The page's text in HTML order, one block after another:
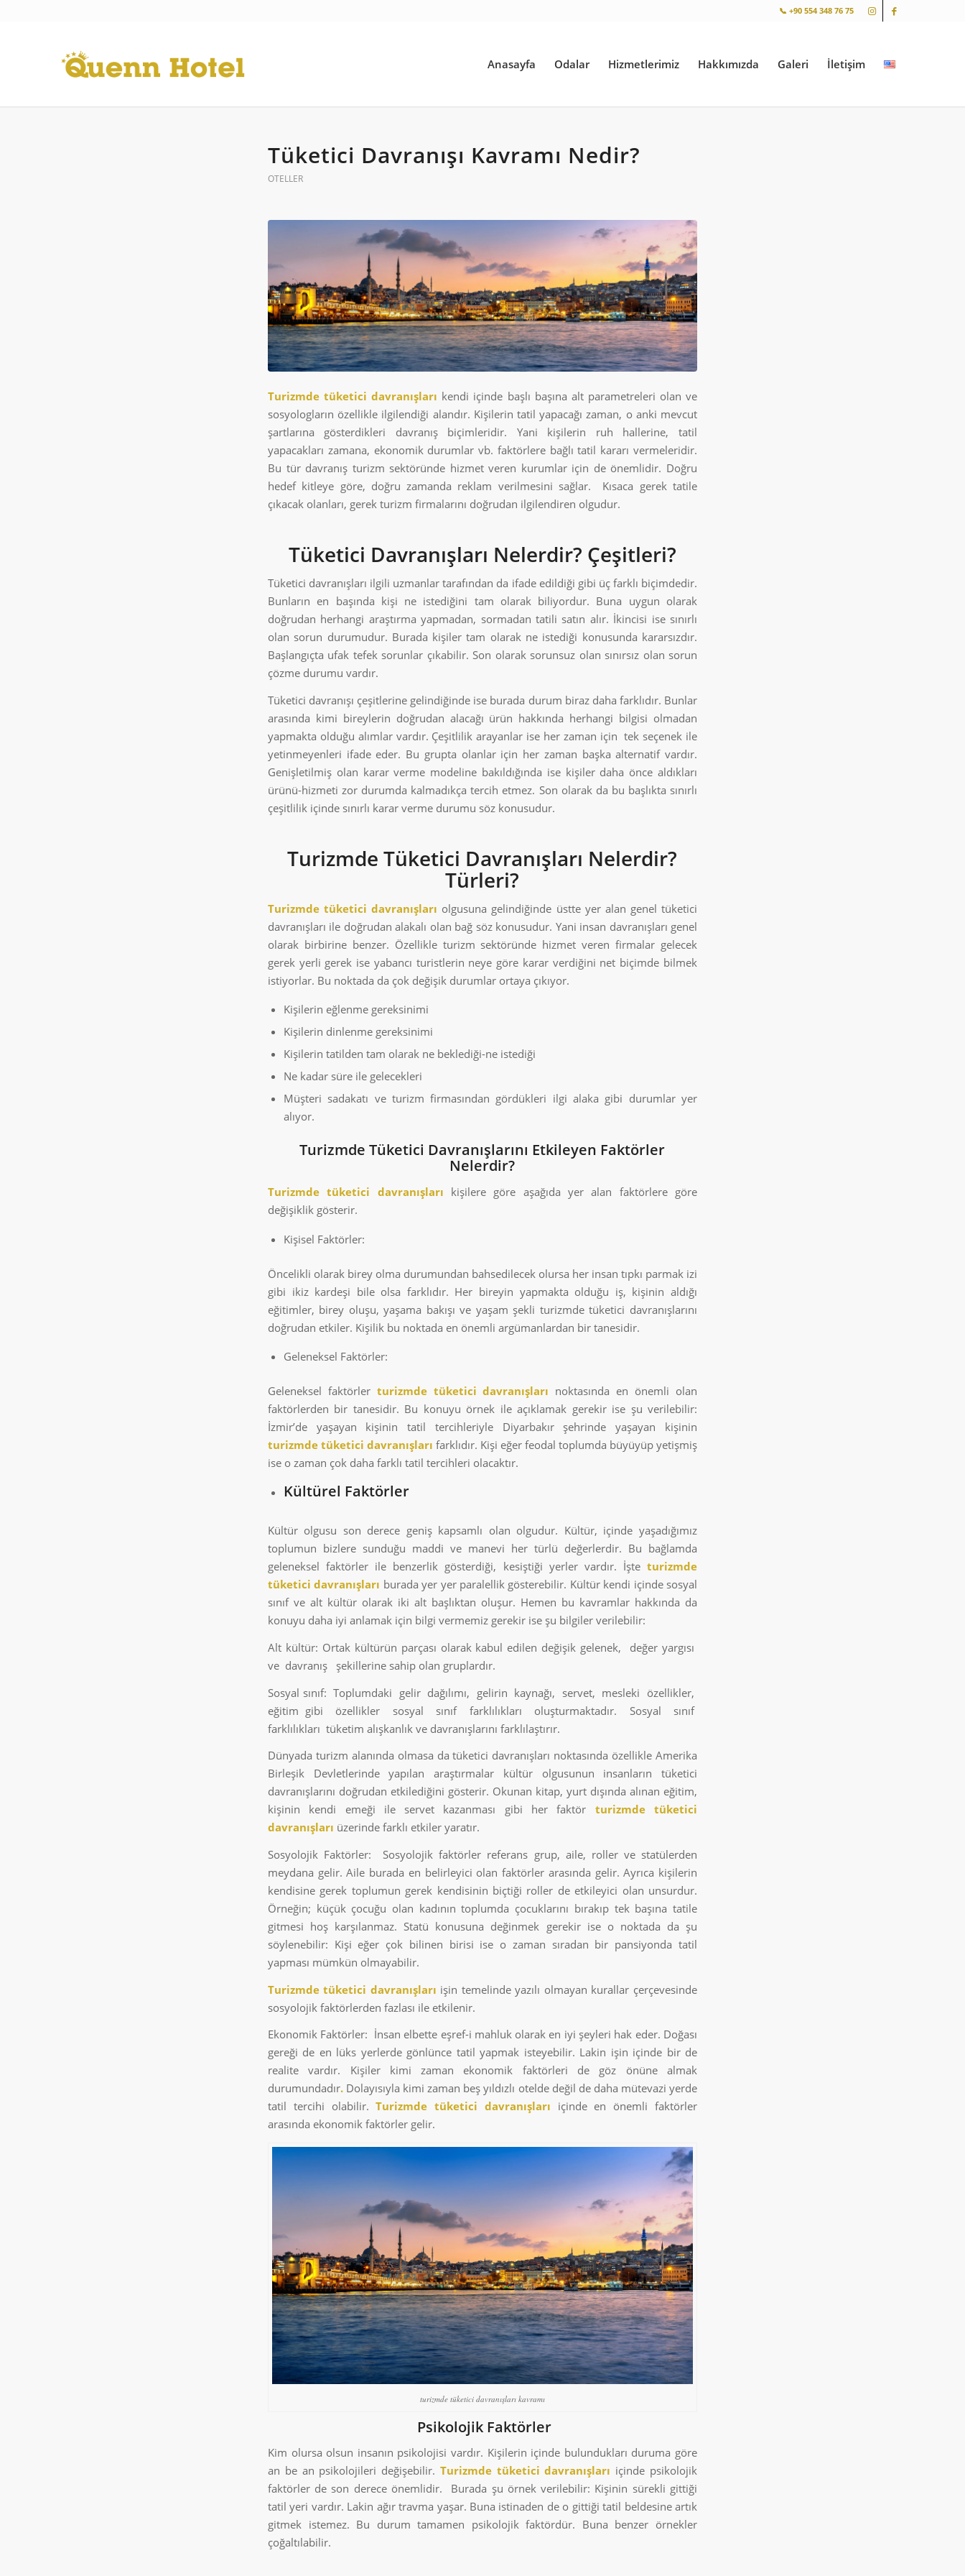
📞 +90 554 348 76 75
Anasayfa Odalar Hizmetlerimiz Hakkımızda Galeri İletişim
Tüketici Davranışı Kavramı Nedir?
OTELLER
Turizmde tüketici davranışları kendi içinde başlı başına alt parametreleri olan ve
sosyologların özellikle ilgilendiği alandır. Kişilerin tatil yapacağı zaman, o anki mevcut
şartlarına gösterdikleri davranış biçimleridir. Yani kişilerin ruh hallerine, tatil
yapacakları zamana, ekonomik durumlar vb. faktörlere bağlı tatil kararı vermeleridir.
Bu tür davranış turizm sektöründe hizmet veren kurumlar için de önemlidir. Doğru
hedef kitleye göre, doğru zamanda reklam verilmesini sağlar. Kısaca gerek tatile
çıkacak olanları, gerek turizm firmalarını doğrudan ilgilendiren olgudur.
Tüketici Davranışları Nelerdir? Çeşitleri?
Tüketici davranışları ilgili uzmanlar tarafından da ifade edildiği gibi üç farklı biçimdedir.
Bunların en başında kişi ne istediğini tam olarak biliyordur. Buna uygun olarak
doğrudan herhangi araştırma yapmadan, sormadan tatili satın alır. İkincisi ise sınırlı
olan sorun durumudur. Burada kişiler tam olarak ne istediği konusunda kararsızdır.
Başlangıçta ufak tefek sorunlar çıkabilir. Son olarak sorunsuz olan sınırsız olan sorun
çözme durumu vardır.
Tüketici davranışı çeşitlerine gelindiğinde ise burada durum biraz daha farklıdır. Bunlar
arasında kimi bireylerin doğrudan alacağı ürün hakkında herhangi bilgisi olmadan
yapmakta olduğu alımlar vardır. Çeşitlilik arayanlar ise her zaman için tek seçenek ile
yetinmeyenleri ifade eder. Bu grupta olanlar için her zaman başka alternatif vardır.
Genişletilmiş olan karar verme modeline bakıldığında ise kişiler daha önce aldıkları
ürünü-hizmeti zor durumda kalmadıkça tercih etmez. Son olarak da bu başlıkta sınırlı
çeşitlilik içinde sınırlı karar verme durumu söz konusudur.
Turizmde Tüketici Davranışları Nelerdir?
Türleri?
Turizmde tüketici davranışları olgusuna gelindiğinde üstte yer alan genel tüketici
davranışları ile doğrudan alakalı olan bağ söz konusudur. Yani insan davranışları genel
olarak birbirine benzer. Özellikle turizm sektöründe hizmet veren firmalar gelecek
gerek yerli gerek ise yabancı turistlerin neye göre karar verdiğini net biçimde bilmek
istiyorlar. Bu noktada da çok değişik durumlar ortaya çıkıyor.
Kişilerin eğlenme gereksinimi
Kişilerin dinlenme gereksinimi
Kişilerin tatilden tam olarak ne beklediği-ne istediği
Ne kadar süre ile gelecekleri
Müşteri sadakatı ve turizm firmasından gördükleri ilgi alaka gibi durumlar yer
alıyor.
Turizmde Tüketici Davranışlarını Etkileyen Faktörler
Nelerdir?
Turizmde tüketici davranışları kişilere göre aşağıda yer alan faktörlere göre
değişiklik gösterir.
Kişisel Faktörler:
Öncelikli olarak birey olma durumundan bahsedilecek olursa her insan tıpkı parmak izi
gibi ikiz kardeşi bile olsa farklıdır. Her bireyin yapmakta olduğu iş, kişinin aldığı
eğitimler, birey oluşu, yaşama bakışı ve yaşam şekli turizmde tüketici davranışlarını
doğrudan etkiler. Kişilik bu noktada en önemli argümanlardan bir tanesidir.
Geleneksel Faktörler:
Geleneksel faktörler turizmde tüketici davranışları noktasında en önemli olan
faktörlerden bir tanesidir. Bu konuyu örnek ile açıklamak gerekir ise şu verilebilir:
İzmir’de yaşayan kişinin tatil tercihleriyle Diyarbakır şehrinde yaşayan kişinin
turizmde tüketici davranışları farklıdır. Kişi eğer feodal toplumda büyüyüp yetişmiş
ise o zaman çok daha farklı tatil tercihleri olacaktır.
Kültürel Faktörler
Kültür olgusu son derece geniş kapsamlı olan olgudur. Kültür, içinde yaşadığımız
toplumun bizlere sunduğu maddi ve manevi her türlü değerlerdir. Bu bağlamda
geleneksel faktörler ile benzerlik gösterdiği, kesiştiği yerler vardır. İşte turizmde
tüketici davranışları burada yer yer paralellik gösterebilir. Kültür kendi içinde sosyal
sınıf ve alt kültür olarak iki alt başlıktan oluşur. Hemen bu kavramlar hakkında da
konuyu daha iyi anlamak için bilgi vermemiz gerekir ise şu bilgiler verilebilir:
Alt kültür: Ortak kültürün parçası olarak kabul edilen değişik gelenek, değer yargısı
ve davranış şekillerine sahip olan gruplardır.
Sosyal sınıf: Toplumdaki gelir dağılımı, gelirin kaynağı, servet, mesleki özellikler,
eğitim gibi özellikler sosyal sınıf farklılıkları oluşturmaktadır. Sosyal sınıf
farklılıkları tüketim alışkanlık ve davranışlarını farklılaştırır.
Dünyada turizm alanında olmasa da tüketici davranışları noktasında özellikle Amerika
Birleşik Devletlerinde yapılan araştırmalar kültür olgusunun insanların tüketici
davranışlarını doğrudan etkilediğini gösterir. Okunan kitap, yurt dışında alınan eğitim,
kişinin kendi emeği ile servet kazanması gibi her faktör turizmde
tüketici
davranışları üzerinde farklı etkiler yaratır.
Sosyolojik Faktörler: Sosyolojik faktörler referans grup, aile, roller ve statülerden
meydana gelir. Aile burada en belirleyici olan faktörler arasında gelir. Ayrıca kişilerin
kendisine gerek toplumun gerek kendisinin biçtiği roller de etkileyici olan unsurdur.
Örneğin; küçük çocuğu olan kadının toplumda çocuklarını bırakıp tek başına tatile
gitmesi hoş karşılanmaz. Statü konusuna değinmek gerekir ise o noktada da şu
söylenebilir: Kişi eğer çok bilinen birisi ise o zaman sıradan bir pansiyonda tatil
yapması mümkün olmayabilir.
Turizmde tüketici davranışları işin temelinde yazılı olmayan kurallar çerçevesinde
sosyolojik faktörlerden fazlası ile etkilenir.
Ekonomik Faktörler: İnsan elbette eşref-i mahluk olarak en iyi şeyleri hak eder. Doğası
gereği de en lüks yerlerde gönlünce tatil yapmak isteyebilir. Lakin işin içinde bir de
realite vardır. Kişiler kimi zaman ekonomik faktörleri de göz önüne almak
durumundadır.Dolayısıyla kimi zaman beş yıldızlı otelde değil de daha mütevazi yerde
tatil tercihi olabilir.Turizmde tüketici davranışları içinde en önemli faktörler
arasında ekonomik faktörler gelir.
turizmde tüketici davranışları kavramı
Psikolojik Faktörler
Kim olursa olsun insanın psikolojisi vardır. Kişilerin içinde bulundukları duruma göre
an be an psikolojileri değişebilir. Turizmde tüketici davranışları içinde psikolojik
faktörler de son derece önemlidir. Burada şu örnek verilebilir: Kişinin sürekli gittiği
tatil yeri vardır. Lakin ağır travma yaşar. Buna istinaden de o gittiği tatil beldesine artık
gitmek istemez. Bu durum tamamen psikolojik faktördür. Buna benzer örnekler
çoğaltılabilir.